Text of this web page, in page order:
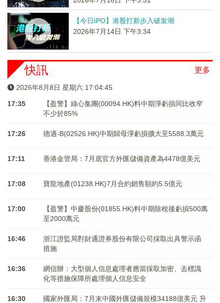
【今日IPO】港股打新步入破发潮
2026年7月14日 下午3:34
更多
快訊
2026年8月8日 星期六 17:04:45
17:35
【盈警】綠心集團(00094.HK)料中期淨虧損同比收窄
不少於85%
17:26 德適-B(02526.HK)中期歸母淨虧損擴大至5588.3萬元
17:11 香港金管局：7月底官方外匯儲備資產為4478億美元
17:08 寶龍地產(01238.HK)7月合約銷售額約5.5億元
17:00
【盈警】中慶股份(01855.HK)料中期除稅後虧損500萬
至2000萬元
16:46
浙江證監局對財通證券股份有限公司採取出具警示函
措施
16:36
網信辦：大型個人信息處理者應當採取加密、去標識
化等措施保障所處理個人信息安全
16:30
國家外匯局：7月末中國外匯儲備規模34188億美元 升